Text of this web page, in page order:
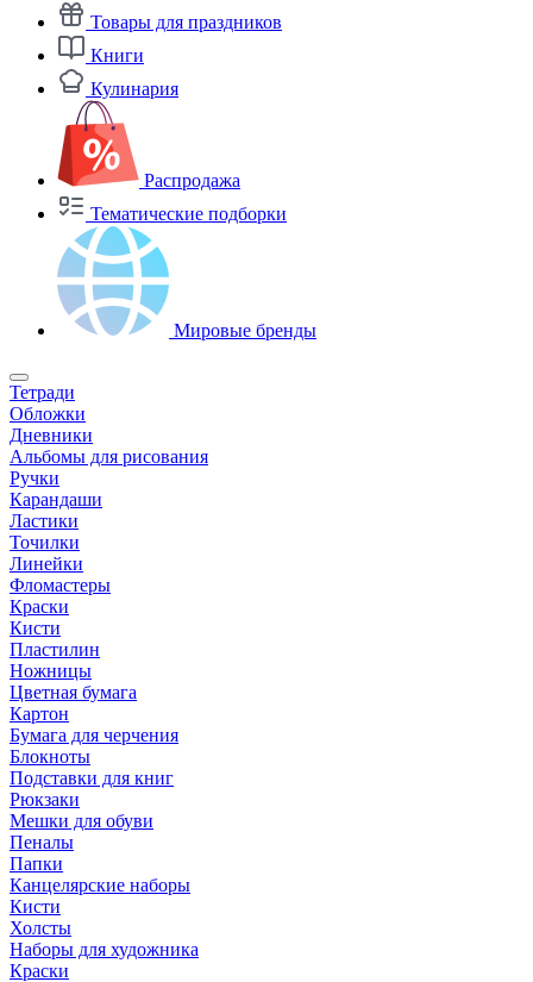
Товары для праздников
Книги
Кулинария
Распродажа
Тематические подборки
Мировые бренды
Тетради
Обложки
Дневники
Альбомы для рисования
Ручки
Карандаши
Ластики
Точилки
Линейки
Фломастеры
Краски
Кисти
Пластилин
Ножницы
Цветная бумага
Картон
Бумага для черчения
Блокноты
Подставки для книг
Рюкзаки
Мешки для обуви
Пеналы
Папки
Канцелярские наборы
Кисти
Холсты
Наборы для художника
Краски